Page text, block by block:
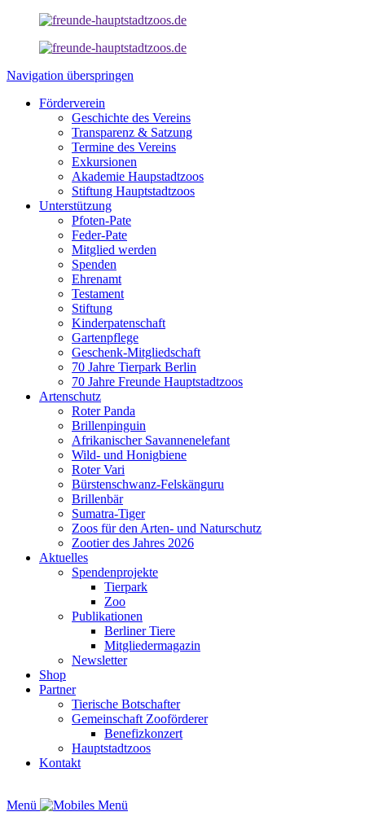
Navigation überspringen
Förderverein
Geschichte des Vereins
Transparenz & Satzung
Termine des Vereins
Exkursionen
Akademie Haupstadtzoos
Stiftung Hauptstadtzoos
Unterstützung
Pfoten-Pate
Feder-Pate
Mitglied werden
Spenden
Ehrenamt
Testament
Stiftung
Kinderpatenschaft
Gartenpflege
Geschenk-Mitgliedschaft
70 Jahre Tierpark Berlin
70 Jahre Freunde Hauptstadtzoos
Artenschutz
Roter Panda
Brillenpinguin
Afrikanischer Savannenelefant
Wild- und Honigbiene
Roter Vari
Bürstenschwanz-Felskänguru
Brillenbär
Sumatra-Tiger
Zoos für den Arten- und Naturschutz
Zootier des Jahres 2026
Aktuelles
Spendenprojekte
Tierpark
Zoo
Publikationen
Berliner Tiere
Mitgliedermagazin
Newsletter
Shop
Partner
Tierische Botschafter
Gemeinschaft Zooförderer
Benefizkonzert
Hauptstadtzoos
Kontakt
Menü